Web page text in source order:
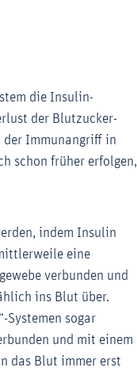
die Insulin-
der Blutzucker-
der Immunangriff in
schon früher erfolgen,
indem Insulin
eine
verbunden und
ins Blut über.
Systemen sogar
und mit einem
das Blut immer erst